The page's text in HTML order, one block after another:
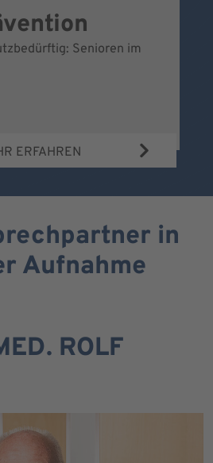
Senioren im
ERFAHREN
in
Aufnahme
ROLF